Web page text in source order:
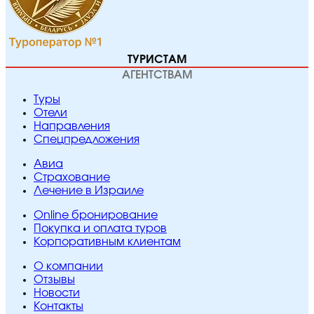
ТУРИСТАМ
АГЕНТСТВАМ
Туры
Отели
Направления
Спецпредложения
Авиа
Страхование
Лечение в Израиле
Online бронирование
Покупка и оплата туров
Корпоративным клиентам
O компании
Отзывы
Новости
Контакты